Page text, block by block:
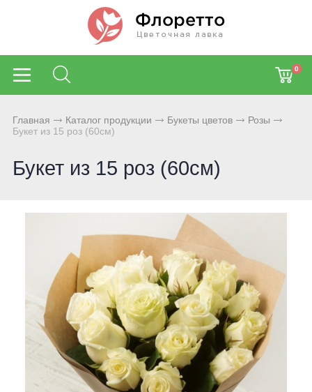
0
Главная Каталог продукции Букеты цветов
Розы
Букет из 15 роз (60см)
Букет из 15 роз (60см)